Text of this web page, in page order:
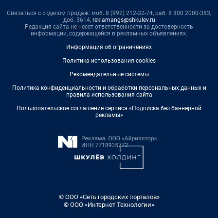
Связаться с отделом продаж: моб. 8 (992) 212-32-74, раб. 8 800 2000-383,
доб. 3614, reklamangs@shkulev.ru
Редакция сайта не несет ответственности за достоверность
информации, содержащейся в рекламных объявлениях.
Информация об ограничениях
Политика использования cookies
Рекомендательные системы
Политика конфиденциальности и обработки персональных данных и
правила использования сайта
Пользовательское соглашение сервиса «Подписка без баннерной
рекламы»
© ООО «Сеть городских порталов»
© ООО «Интернет Технологии»